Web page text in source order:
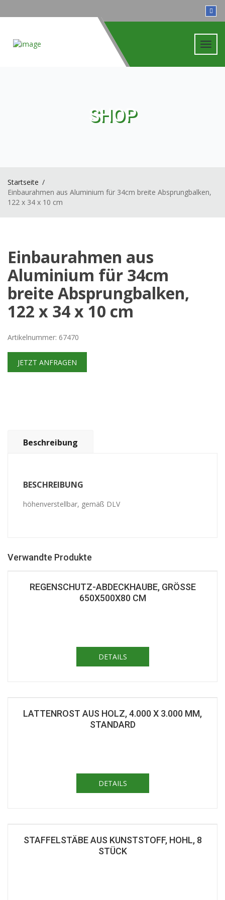
SHOP
Startseite
Einbaurahmen aus Aluminium für 34cm breite Absprungbalken,
122 x 34 x 10 cm
Einbaurahmen aus
Aluminium für 34cm
breite Absprungbalken,
122 x 34 x 10 cm
Artikelnummer: 67470
JETZT ANFRAGEN
Beschreibung
BESCHREIBUNG
höhenverstellbar, gemäß DLV
Verwandte Produkte
REGENSCHUTZ-ABDECKHAUBE, GRÖSSE 6
50X500X80 CM
DETAILS
LATTENROST AUS HOLZ, 4.000 X 3.000 MM,
STANDARD
DETAILS
STAFFELSTÄBE AUS KUNSTSTOFF, HOHL, 8
STÜCK